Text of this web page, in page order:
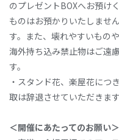
のプレゼントBOXへお預け
ものはお預かりいたしませ
す。また、壊れやすいもの
海外持ち込み禁止物はご遠
す。
・スタンド花、楽屋花につ
取は辞退させていただきます
＜開催にあたってのお願い＞